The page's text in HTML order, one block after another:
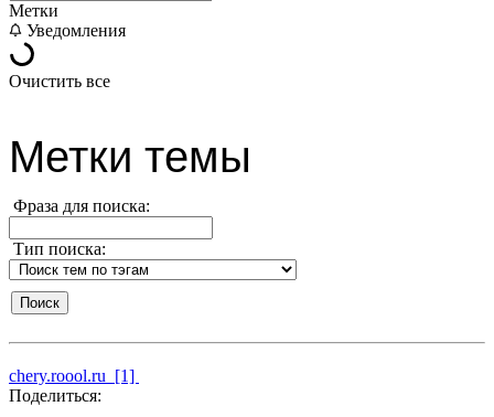
Метки
Уведомления
Очистить все
Метки темы
Фраза для поиска:
Тип поиска:
chery.roool.ru [1]
Поделиться: